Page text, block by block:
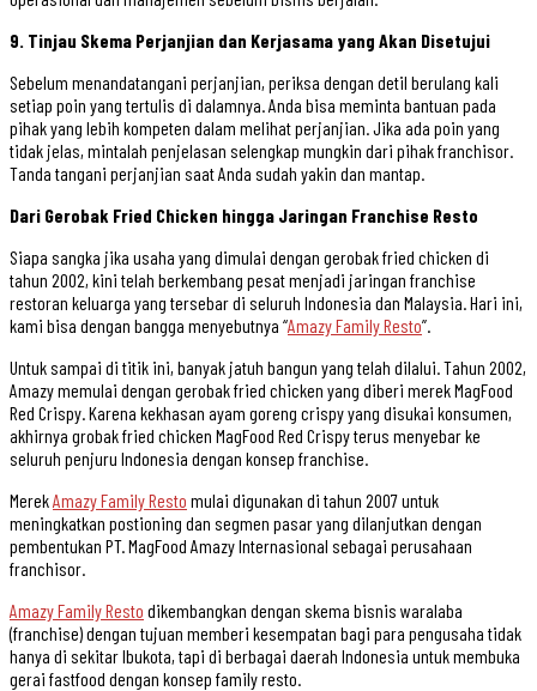
9. Tinjau Skema Perjanjian dan Kerjasama yang Akan Disetujui
Sebelum menandatangani perjanjian, periksa dengan detil berulang kali
setiap poin yang tertulis di dalamnya. Anda bisa meminta bantuan pada
pihak yang lebih kompeten dalam melihat perjanjian. Jika ada poin yang
tidak jelas, mintalah penjelasan selengkap mungkin dari pihak franchisor.
Tanda tangani perjanjian saat Anda sudah yakin dan mantap.
Dari Gerobak Fried Chicken hingga Jaringan Franchise Resto
Siapa sangka jika usaha yang dimulai dengan gerobak fried chicken di
tahun 2002, kini telah berkembang pesat menjadi jaringan franchise
restoran keluarga yang tersebar di seluruh Indonesia dan Malaysia. Hari ini,
kami bisa dengan bangga menyebutnya “Amazy Family Resto”.
Untuk sampai di titik ini, banyak jatuh bangun yang telah dilalui. Tahun 2002,
Amazy memulai dengan gerobak fried chicken yang diberi merek MagFood
Red Crispy. Karena kekhasan ayam goreng crispy yang disukai konsumen,
akhirnya grobak fried chicken MagFood Red Crispy terus menyebar ke
seluruh penjuru Indonesia dengan konsep franchise.
MerekAmazy Family Resto mulai digunakan di tahun 2007 untuk
meningkatkan postioning dan segmen pasar yang dilanjutkan dengan
pembentukan PT. MagFood Amazy Internasional sebagai perusahaan
franchisor.
Amazy Family Resto dikembangkan dengan skema bisnis waralaba
(franchise) dengan tujuan memberi kesempatan bagi para pengusaha tidak
hanya di sekitar Ibukota, tapi di berbagai daerah Indonesia untuk membuka
gerai fastfood dengan konsep family resto.